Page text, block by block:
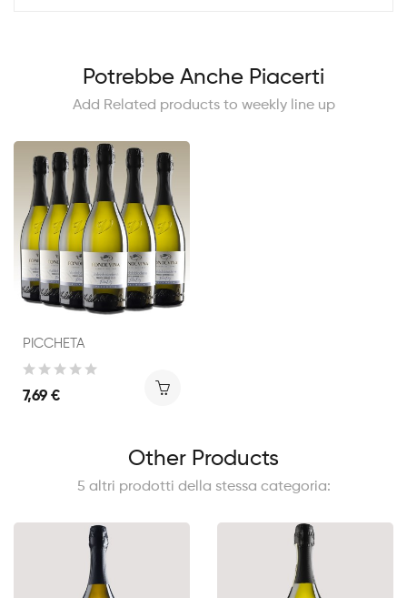
Potrebbe Anche Piacerti
Add Related products to weekly line up
PICCHETA
7,69 €
Other Products
5 altri prodotti della stessa categoria: